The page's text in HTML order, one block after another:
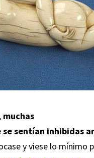
muchas
se sentían inhibidas
y viese lo mínimo